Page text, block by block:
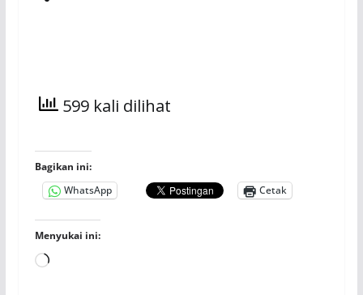
599 kali dilihat
Bagikan ini:
WhatsApp
Cetak
Menyukai ini:
Memuat...